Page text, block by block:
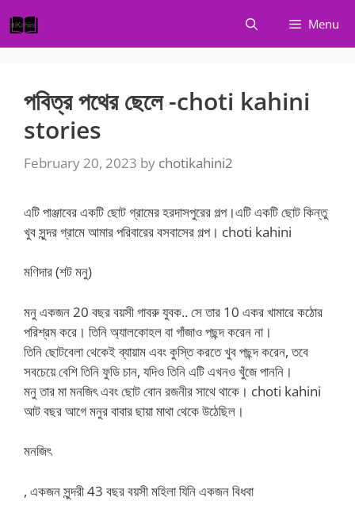
to
content
Menu
পবিত্র পথের ছেলে -choti kahini
stories
February 20, 2023 by chotikahini2
এটি পাঞ্জাবের একটি ছোট গ্রামের হরদাসপুরের গল্প।এটি একটি ছোট কিন্তু
খুব সুন্দর গ্রামে আমার পরিবারের বসবাসের গল্প। choti kahini
মণিদার (শট মনু)
মনু একজন 20 বছর বয়সী গাবরু যুবক.. সে তার 10 একর খামারে কঠোর
পরিশ্রম করে। তিনি অ্যালকোহল বা গাঁজাও পছন্দ করেন না।
তিনি ছোটবেলা থেকেই ব্যায়াম এবং কুস্তি করতে খুব পছন্দ করেন, তবে
সবচেয়ে বেশি তিনি ফুডি চান, যদিও তিনি এটি এখনও খুঁজে পাননি।
মনু তার মা মনজিৎ এবং ছোট বোন রজনীর সাথে থাকে। choti kahini
আট বছর আগে মনুর বাবার ছায়া মাথা থেকে উঠেছিল।
মনজিৎ
, একজন সুন্দরী 43 বছর বয়সী মহিলা যিনি একজন বিধবা